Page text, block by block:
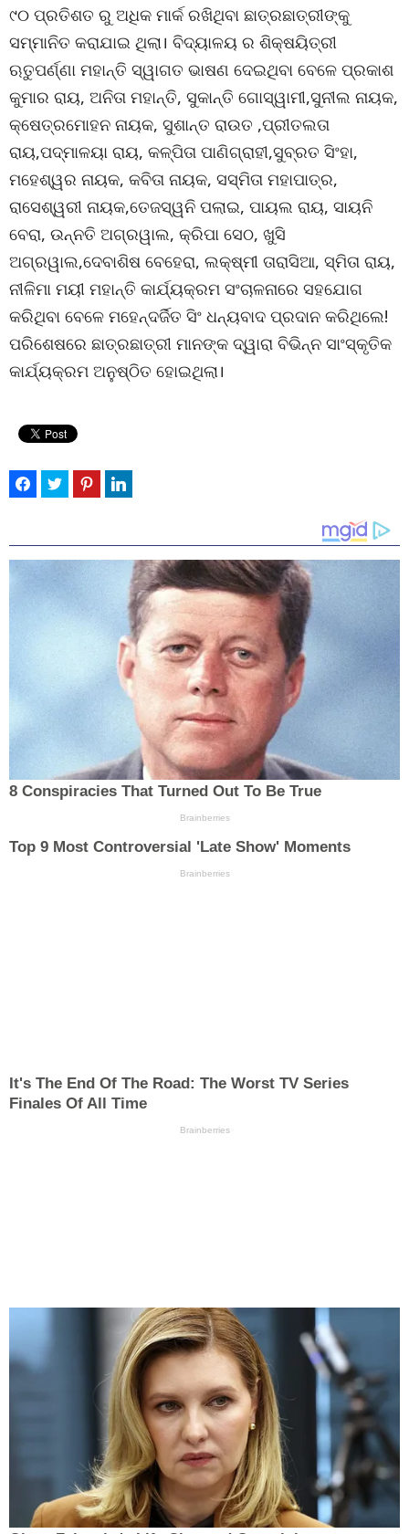
୯୦ ପ୍ରତିଶତ ରୁ ଅଧିକ ମାର୍କ ରଖିଥିବା ଛାତ୍ରଛାତ୍ରୀଙ୍କୁ
ସମ୍ମାନିତ କରାଯାଇ ଥିଲା। ବିଦ୍ୟାଳୟ ର ଶିକ୍ଷୟିତ୍ରୀ
ଋତୁପର୍ଣ୍ଣା ମହାନ୍ତି ସ୍ୱାଗତ ଭାଷଣ ଦେଇଥିବା ବେଳେ ପ୍ରକାଶ
କୁମାର ରାୟ, ଅନିତା ମହାନ୍ତି, ସୁକାନ୍ତି ଗୋସ୍ୱାମୀ,ସୁନୀଲ ନାୟକ,
କ୍ଷେତ୍ରମୋହନ ନାୟକ, ସୁଶାନ୍ତ ରାଉତ ,ପ୍ରୀତଲତା
ରାୟ,ପଦ୍ମାଳୟା ରାୟ, କଳ୍ପିତା ପାଣିଗ୍ରାହୀ,ସୁବ୍ରତ ସିଂହା,
ମହେଶ୍ୱର ନାୟକ, କବିତା ନାୟକ, ସସ୍ମିତା ମହାପାତ୍ର,
ରାସେଶ୍ୱରୀ ନାୟକ,ତେଜସ୍ୱନି ପଲାଇ, ପାୟଲ ରାୟ, ସାୟନି
ବେରା, ଉନ୍ନତି ଅଗ୍ରୱାଲ, କ୍ରିପା ସେଠ, ଖୁସି
ଅଗ୍ରୱାଲ,ଦେବାଶିଷ ବେହେରା, ଲକ୍ଷ୍ମୀ ତାରାସିଆ, ସ୍ମିତା ରାୟ,
ନୀଳିମା ମୟୀ ମହାନ୍ତି କାର୍ଯ୍ୟକ୍ରମ ସଂଚାଳନାରେ ସହଯୋଗ
କରିଥିବା ବେଳେ ମହେନ୍ଦର୍ଜିତ ସିଂ ଧନ୍ୟବାଦ ପ୍ରଦାନ କରିଥିଲେ!
ପରିଶେଷରେ ଛାତ୍ରଛାତ୍ରୀ ମାନଙ୍କ ଦ୍ୱାରା ବିଭିନ୍ନ ସାଂସ୍କୃତିକ
କାର୍ଯ୍ୟକ୍ରମ ଅନୁଷ୍ଠିତ ହୋଇଥିଲା।